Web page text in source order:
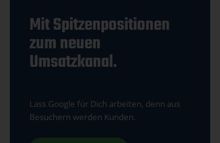
Mit Spitzenpositionen
zum neuen
Umsatzkanal.
Lass Google für Dich arbeiten, denn aus
Besuchern werden Kunden.